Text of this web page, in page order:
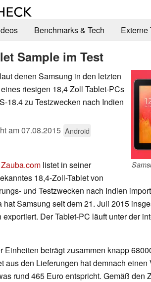
Benchmarks & Tech Externe
Sample im Test
denen Samsung in den letzten
riesigen 18,4 Zoll Tablet-PCs
18.4 zu Testzwecken nach Indien
am07.08.2015 Android
Zauba.com listet in seiner
18,4-Zoll-Tablet von
und Testzwecken nach Indien
hat Samsung seit dem 21. Juli 2015
Der Tablet-PC läuft unter der
Einheiten beträgt zusammen knapp
aus den Lieferungen hat demnach einen
rund 465 Euro entspricht. Gemäß den